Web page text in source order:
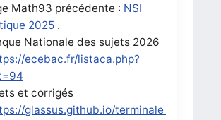
Math93 précédente : NSI
2025 .
Nationale des sujets 2026
ecebac.fr/listaca.php?
et corrigés
glassus.github.io/terminale_nsi/